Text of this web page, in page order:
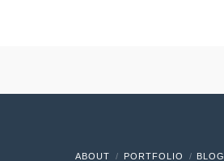
ABOUT PORTFOLIO BLOG